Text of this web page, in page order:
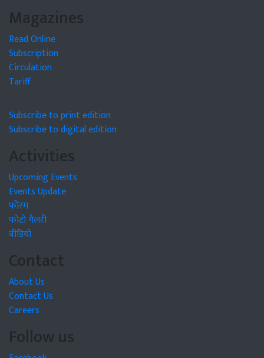
Magazines
Read Online
Subscription
Circulation
Tariff
Subscribe to print edition
Subscribe to digital edition
Activities
Upcoming Events
Events Update
फोरम
फोटो गैलरी
वीडियो
Contact
About Us
Contact Us
Careers
Follow us